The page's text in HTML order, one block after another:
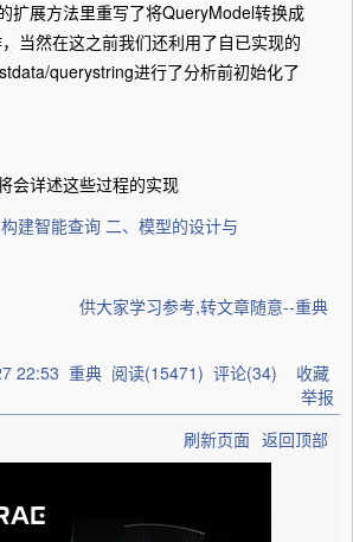
扩展方法里重写了将QueryModel转换成
当然在这之前我们还利用了自已实现的
querystring进行了分析前初始化了
会详述这些过程的实现
建智能查询 二、模型的设计与
供大家学习参考,转文章随意--重典
22:53 重典 阅读(15471) 评论(34) 收藏
举报
刷新页面 返回顶部